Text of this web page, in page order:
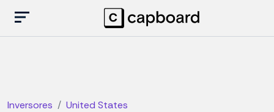
Inversores
United States